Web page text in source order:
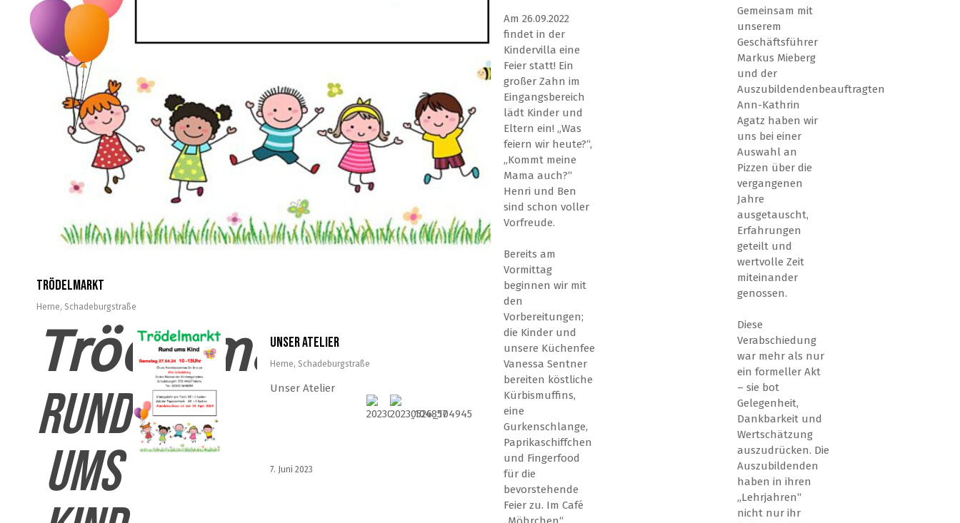
Trödelmarkt
Herne, Schadeburgstraße
Trödelmarkt
Rund
ums
Am 26.09.2022
findet in der
Kindervilla eine
Feier statt! Ein
großer Zahn im
Eingangsbereich
lädt Kinder und
Eltern ein! „Was
feiern wir heute?“,
„Kommt meine
Mama auch?“
Henri und Ben
sind schon voller
Vorfreude.
Bereits am
Vormittag
beginnen wir mit
den
Vorbereitungen;
die Kinder und
unsere Küchenfee
Vanessa Sentner
bereiten köstliche
Kürbismuffins,
eine
Gurkenschlange,
Paprikaschiffchen
und Fingerfood
für die
bevorstehende
Feier zu. Im Café
Gemeinsam mit
unserem
Geschäftsführer
Markus Mieberg
und der
Auszubildendenbeauftragten
Ann-Kathrin
Agatz haben wir
uns bei einer
Auswahl an
Pizzen über die
vergangenen
Jahre
ausgetauscht,
Erfahrungen
geteilt und
wertvolle Zeit
miteinander
genossen.
Diese
Verabschiedung
war mehr als nur
ein formeller Akt
– sie bot
Gelegenheit,
Dankbarkeit und
Wertschätzung
auszudrücken. Die
Auszubildenden
haben in ihren
„Lehrjahren“
nicht nur ihr
Unser Atelier
Herne, Schadeburgstraße
Unser Atelier
7. Juni 2023